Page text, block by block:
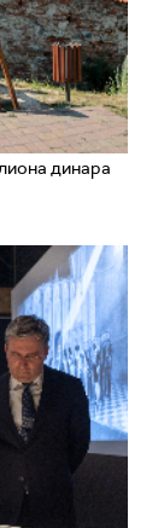
динара